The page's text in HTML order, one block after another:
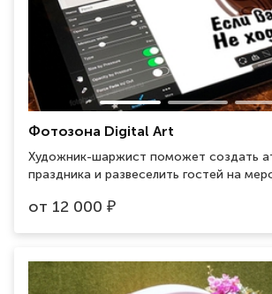
Фотозона Digital Art
Художник-шаржист поможет создать
праздника и развеселить гостей на
от 12 000 ₽